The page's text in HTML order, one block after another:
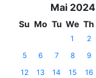
Mai 2024
Su Mo Tu We Th
1 2
5
6 7 8 9
12
13 14 15 16